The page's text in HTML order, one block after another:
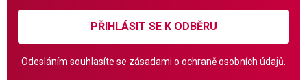
PŘIHLÁSIT SE K ODBĚRU
Odesláním souhlasíte se zásadami o ochraně osobních údajů.